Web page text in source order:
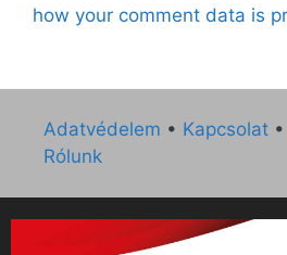
how your comment data is
Adatvédelem • Kapcsolat •
Rólunk